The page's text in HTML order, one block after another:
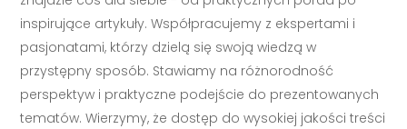
inspirujące artykuły. Współpracujemy z ekspertami i
pasjonatami, którzy dzielą się swoją wiedzą w
przystępny sposób. Stawiamy na różnorodność
perspektyw i praktyczne podejście do prezentowanych
tematów. Wierzymy, że dostęp do wysokiej jakości treści